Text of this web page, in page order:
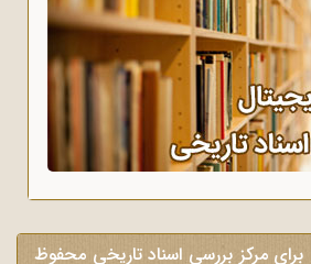
برای مرکز بررسی اسناد تاریخی محفوظ